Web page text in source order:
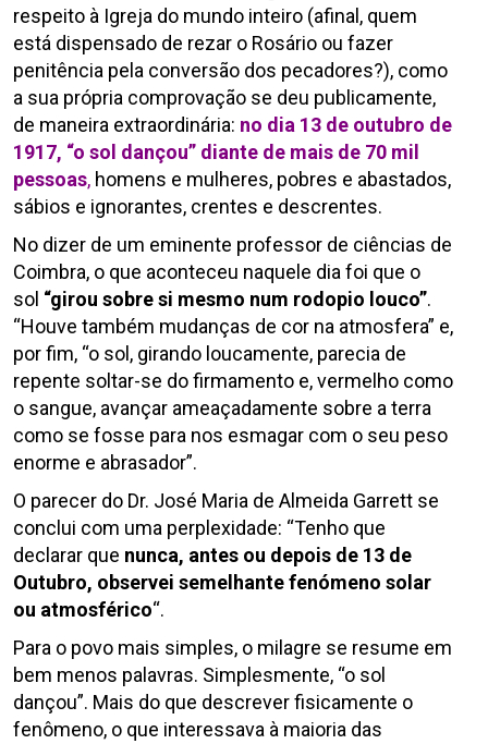
respeito à Igreja do mundo inteiro (afinal, quem
está dispensado de rezar o Rosário ou fazer
penitência pela conversão dos pecadores?), como
a sua própria comprovação se deu publicamente,
de maneira extraordinária: no dia 13 de outubro de
1917, “o sol dançou” diante de mais de 70 mil
pessoas, homens e mulheres, pobres e abastados,
sábios e ignorantes, crentes e descrentes.
No dizer de um eminente professor de ciências de
Coimbra, o que aconteceu naquele dia foi que o
sol “girou sobre si mesmo num rodopio louco”.
“Houve também mudanças de cor na atmosfera” e,
por fim, “o sol, girando loucamente, parecia de
repente soltar-se do firmamento e, vermelho como
o sangue, avançar ameaçadamente sobre a terra
como se fosse para nos esmagar com o seu peso
enorme e abrasador”.
O parecer do Dr. José Maria de Almeida Garrett se
conclui com uma perplexidade: “Tenho que
declarar que nunca, antes ou depois de 13 de
Outubro, observei semelhante fenómeno solar
ou atmosférico“.
Para o povo mais simples, o milagre se resume em
bem menos palavras. Simplesmente, “o sol
dançou”. Mais do que descrever fisicamente o
fenômeno, o que interessava à maioria das